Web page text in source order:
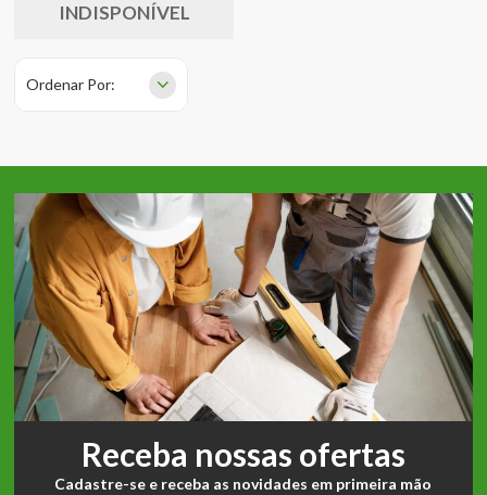
INDISPONÍVEL
Receba nossas ofertas
Cadastre-se e receba as novidades em primeira mão